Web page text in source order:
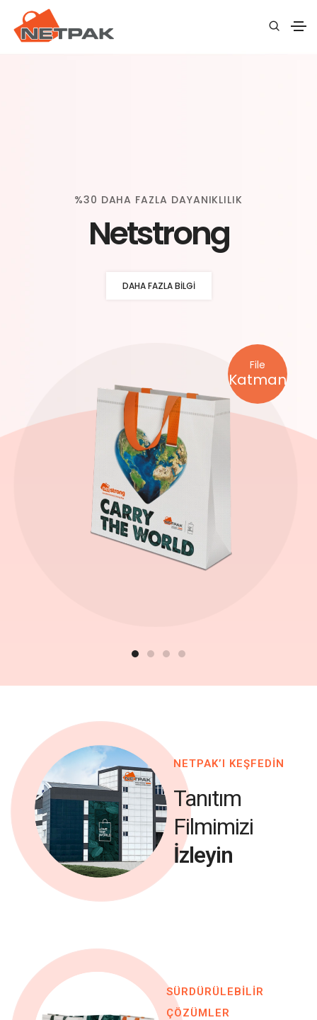
%30 DAHA FAZLA DAYANIKLILIK
Netstrong
DAHA FAZLA BILGI
Katman
File
NETPAK’I KEŞFEDİN
Tanıtım
Filmimizi
İzleyin
SÜRDÜRÜLEBİLİR
ÇÖZÜMLER